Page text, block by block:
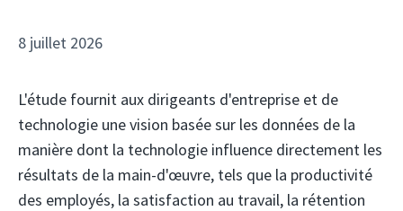
8 juillet 2026
L'étude fournit aux dirigeants d'entreprise et de
technologie une vision basée sur les données de la
manière dont la technologie influence directement les
résultats de la main-d'œuvre, tels que la productivité
des employés, la satisfaction au travail, la rétention